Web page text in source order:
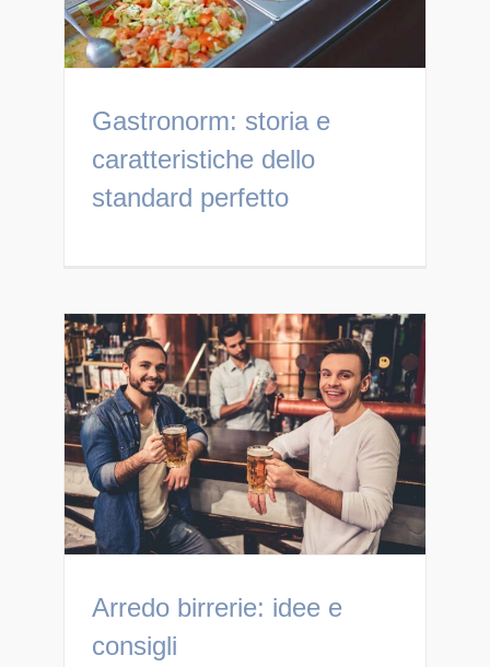
Gastronorm: storia e
caratteristiche dello
standard perfetto
Arredo birrerie: idee e
consigli